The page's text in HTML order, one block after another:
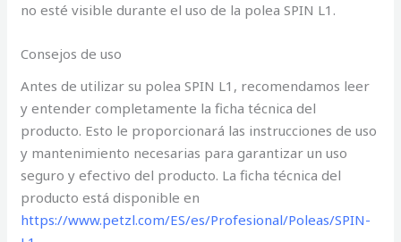
no esté visible durante el uso de la polea SPIN L1.
Consejos de uso
Antes de utilizar su polea SPIN L1, recomendamos leer
y entender completamente la ficha técnica del
producto. Esto le proporcionará las instrucciones de uso
y mantenimiento necesarias para garantizar un uso
seguro y efectivo del producto. La ficha técnica del
producto está disponible en
https://www.petzl.com/ES/es/Profesional/Poleas/SPIN-